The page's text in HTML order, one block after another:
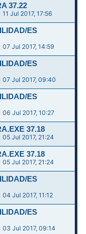
37.22
11 Jul 2017, 17:56
ES
07 Jul 2017, 14:59
ES
07 Jul 2017, 09:40
ES
06 Jul 2017, 10:27
37.18
05 Jul 2017, 21:24
37.18
05 Jul 2017, 21:24
ES
04 Jul 2017, 11:12
ES
03 Jul 2017, 09:14